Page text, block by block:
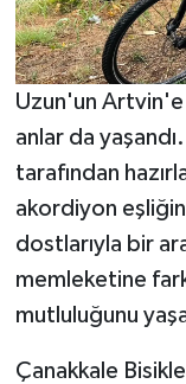
Uzun'un Artvin'e
anlar da
tarafından
akordiyon
dostlarıyla bir
memleketine
mutluluğunu
Çanakkale